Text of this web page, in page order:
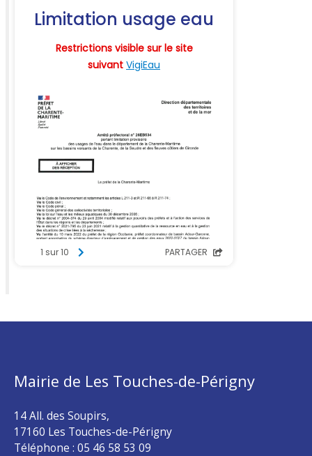
Mairie de Les Touches-de-Périgny
14 All. des Soupirs,
17160 Les Touches-de-Périgny
Téléphone : 05 46 58 53 09